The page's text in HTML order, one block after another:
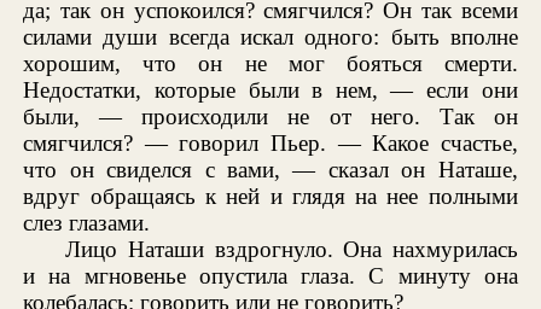
да; так он успокоился? смягчился? Он так всеми
силами души всегда искал одного: быть вполне
хорошим, что он не мог бояться смерти.
Недостатки, которые были в нем, — если они
были, — происходили не от него. Так он
смягчился? — говорил Пьер. — Какое счастье,
что он свиделся с вами, — сказал он Наташе,
вдруг обращаясь к ней и глядя на нее полными
слез глазами.
Лицо Наташи вздрогнуло. Она нахмурилась
и на мгновенье опустила глаза. С минуту она
колебалась: говорить или не говорить?